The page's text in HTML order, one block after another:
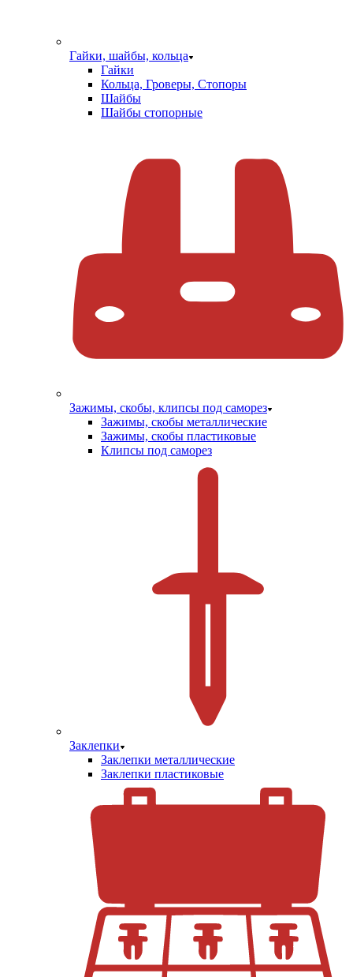
Гайки, шайбы, кольца
Гайки
Кольца, Гроверы, Стопоры
Шайбы
Шайбы стопорные
Зажимы, скобы, клипсы под саморез
Зажимы, скобы металлические
Зажимы, скобы пластиковые
Клипсы под саморез
Заклепки
Заклепки металлические
Заклепки пластиковые